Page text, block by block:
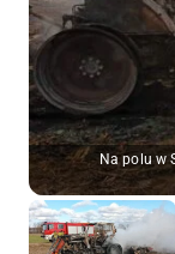
Na polu w